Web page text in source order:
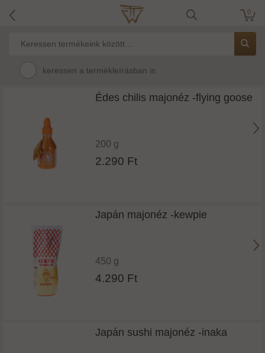
0
keressen a termékleírásban is
Édes chilis majonéz -flying goose
200 g
2.290 Ft
Japán majonéz -kewpie
450 g
4.290 Ft
Japán sushi majonéz -inaka